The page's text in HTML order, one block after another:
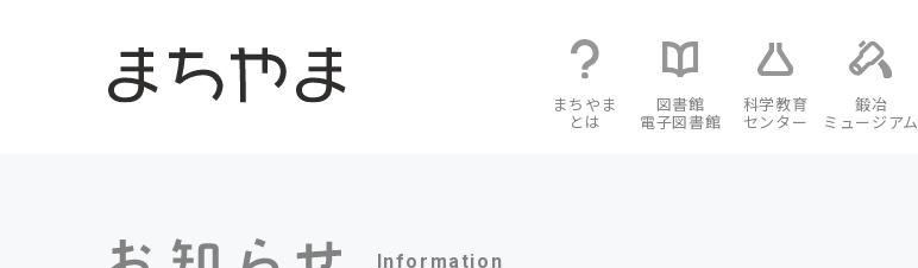
まちやま
とは
図書館
電子図書館
科学教育
センター
鍛冶
ミュージアム
Information